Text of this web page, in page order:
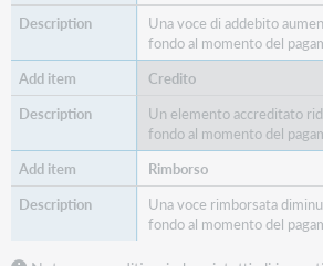
e
spedizione
più
contemporaneamente.
Pagare
fattura
Una voce di addebito
fondo al momento del
Credito
Un elemento accreditato
fondo al momento del
Rimborso
Una voce rimborsata
fondo al momento del